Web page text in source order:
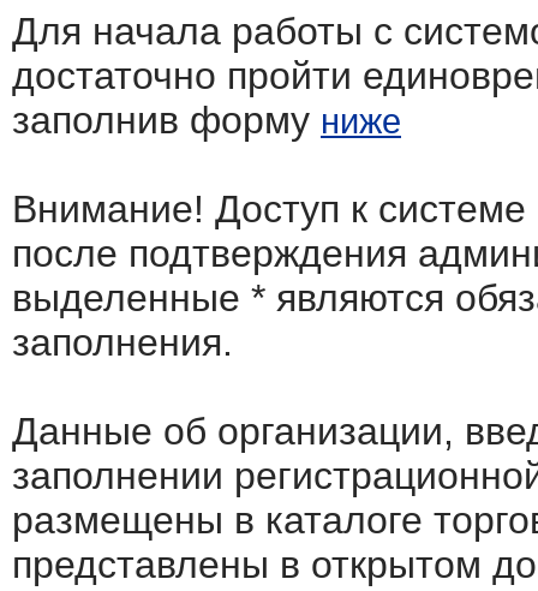
Для начала работы с
достаточно пройти
заполнив форму ниже
Внимание! Доступ к
после подтверждения
выделенные * являются
заполнения.
Данные об организации,
заполнении
размещены в каталоге
представлены в открытом